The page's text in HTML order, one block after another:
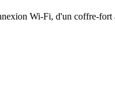
Wi-Fi, d'un coffre-